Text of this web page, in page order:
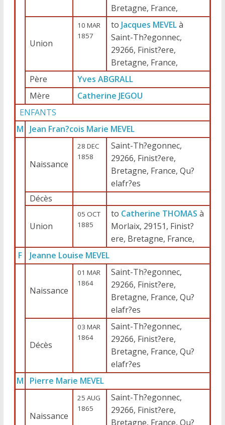
Bretagne, France,
Union
10 MAR
1857
to Jacques MEVELà
Saint-Th?egonnec,
29266, Finist?ere,
Bretagne, France,
Père
Yves ABGRALL
Mère
Catherine JEGOU
ENFANTS
M
Jean Fran?cois Marie MEVEL
Naissance
28 DEC
1858
Saint-Th?egonnec,
29266, Finist?ere,
Bretagne, France, Qu?
elafr?es
Décès
Union
05 OCT
1885
to Catherine THOMAS à
Morlaix, 29151, Finist?
ere, Bretagne, France,
F
Jeanne Louise MEVEL
Naissance
01 MAR
1864
Saint-Th?egonnec,
29266, Finist?ere,
Bretagne, France, Qu?
elafr?es
Décès
03 MAR
1864
Saint-Th?egonnec,
29266, Finist?ere,
Bretagne, France, Qu?
elafr?es
M
Pierre Marie MEVEL
Naissance
25 AUG
1865
Saint-Th?egonnec,
29266, Finist?ere,
Bretagne, France, Qu?